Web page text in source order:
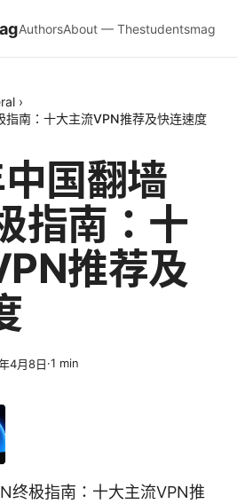
AuthorsAbout — Thestudentsmag
›
南：十大主流VPN推荐及快连速度
国翻墙
指南：十
推荐及
4月8日·1 min
终极指南：十大主流VPN推